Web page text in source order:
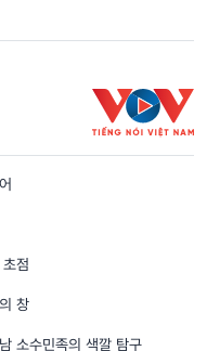
점
창
소수민족의 색깔 탐구